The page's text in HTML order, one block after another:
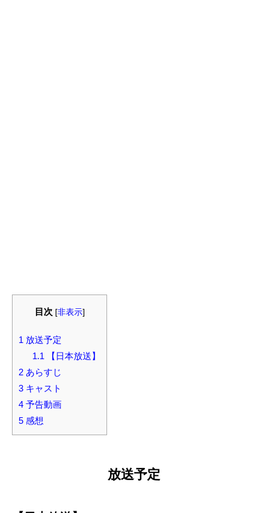
目次 [非表示]
1 放送予定
1.1 【日本放送】
2 あらすじ
3 キャスト
4 予告動画
5 感想
放送予定